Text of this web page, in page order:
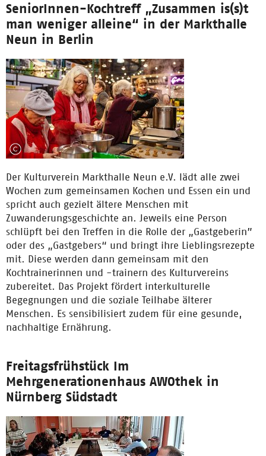
SeniorInnen-Kochtreff „Zusammen is(s)t
man weniger alleine“ in der Markthalle
Neun in Berlin
Der Kulturverein Markthalle Neun e.V. lädt alle zwei
Wochen zum gemeinsamen Kochen und Essen ein und
spricht auch gezielt ältere Menschen mit
Zuwanderungsgeschichte an. Jeweils eine Person
schlüpft bei den Treffen in die Rolle der „Gastgeberin”
oder des „Gastgebers“ und bringt ihre Lieblingsrezepte
mit. Diese werden dann gemeinsam mit den
Kochtrainerinnen und -trainern des Kulturvereins
zubereitet. Das Projekt fördert interkulturelle
Begegnungen und die soziale Teilhabe älterer
Menschen. Es sensibilisiert zudem für eine gesunde,
nachhaltige Ernährung.
Freitagsfrühstück Im
Mehrgenerationenhaus AWOthek in
Nürnberg Südstadt